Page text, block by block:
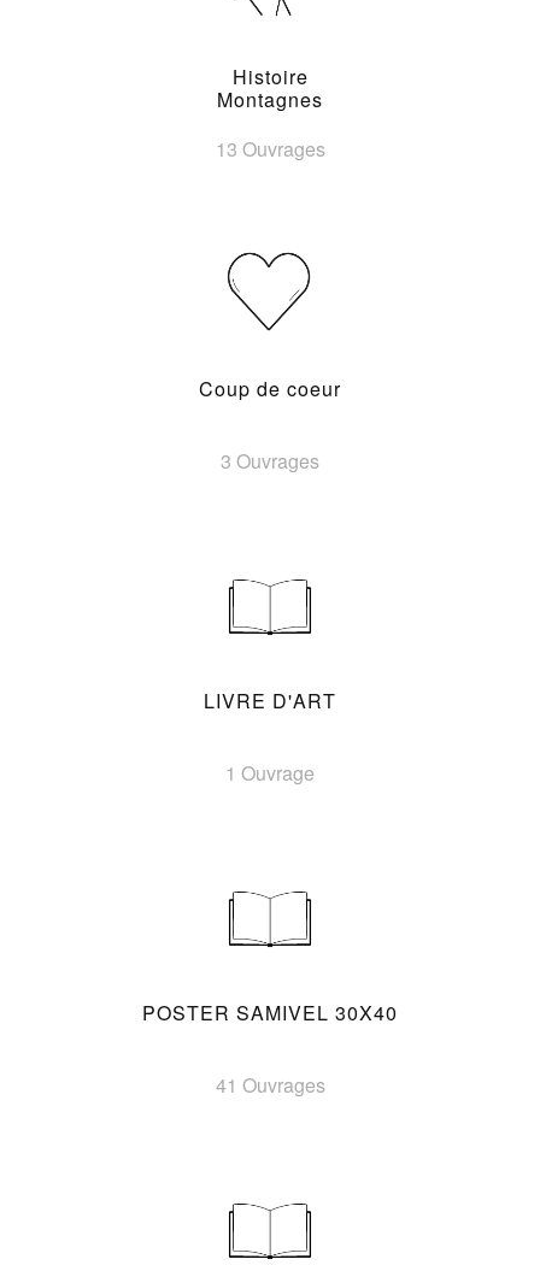
Histoire
Montagnes
13 Ouvrages
Coup de coeur
3 Ouvrages
LIVRE D'ART
1 Ouvrage
POSTER SAMIVEL 30X40
41 Ouvrages